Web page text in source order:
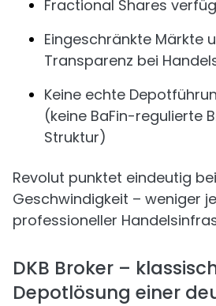
Fractional Shares
Eingeschränkte Märkte
Transparenz bei
Keine echte
(keine BaFin-regulierte
Struktur)
Revolut punktet eindeutig
Geschwindigkeit – weniger
professioneller
DKB Broker –
Depotlösung einer